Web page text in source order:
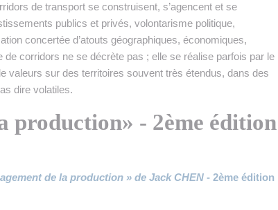
de transport se construisent, s’agencent et se
publics et privés, volontarisme politique,
concertée d’atouts géographiques, économiques,
de corridors ne se décrète pas ; elle se réalise parfois par le
valeurs sur des territoires souvent très étendus, dans des
dire volatiles.
production» - 2ème édition
de la production » de Jack CHEN - 2ème édition